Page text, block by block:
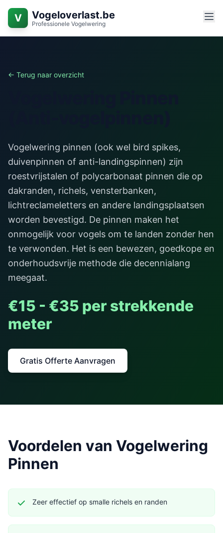
Ga naar hoofdinhoud
V Vogeloverlast.be
Professionele Vogelwering
← Terug naar overzicht
Vogelwering pinnen (ook wel bird spikes,
duivenpinnen of anti-landingspinnen) zijn
roestvrijstalen of polycarbonaat pinnen die op
dakranden, richels, vensterbanken,
lichtreclameletters en andere landingsplaatsen
worden bevestigd. De pinnen maken het
onmogelijk voor vogels om te landen zonder hen
te verwonden. Het is een bewezen, goedkope en
onderhoudsvrije methode die decennialang
meegaat.
€15 - €35 per strekkende
meter
Gratis Offerte Aanvragen
Voordelen van Vogelwering
Pinnen
Zeer effectief op smalle richels en randen